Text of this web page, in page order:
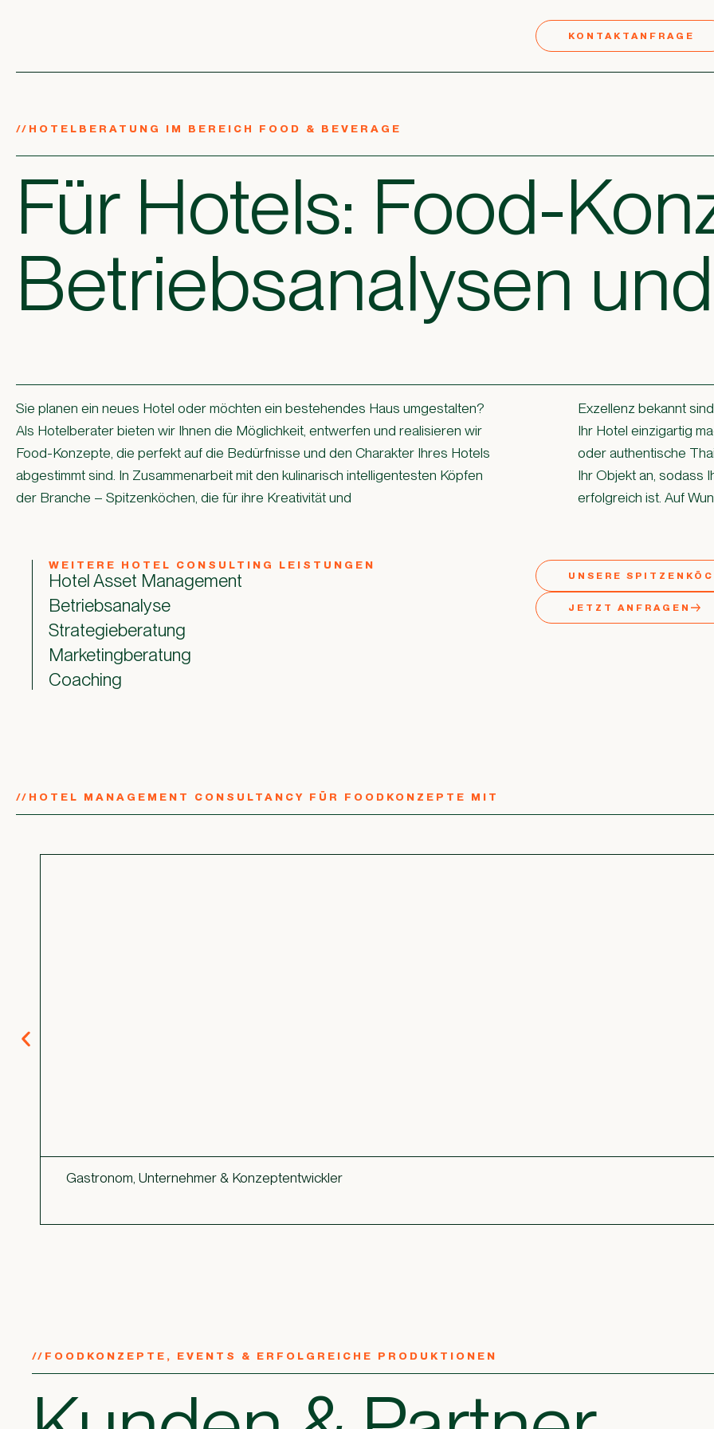
KONTAKTANFRAGE
// HOTELBERATUNG IM BEREICH FOOD & BEVERAGE
Für Hotels: Food-
Betriebsanalysen
Sie planen ein neues Hotel oder möchten ein bestehendes Haus umgestalten?
Als Hotelberaterbieten wir Ihnen die Möglichkeit, entwerfen und realisieren wir
Food-Konzepte, die perfekt auf die Bedürfnisse und den Charakter Ihres Hotels
abgestimmt sind. In Zusammenarbeit mit den kulinarisch intelligentesten Köpfen
der Branche – Spitzenköchen, die für ihre Kreativität und
Exzellenz bekannt
Ihr Hotel einzigartig
oder authentische
Ihr Objekt an, sodass
erfolgreich ist. Auf
WEITERE HOTEL CONSULTING LEISTUNGEN
Hotel Asset Management
Betriebsanalyse
Strategieberatung
Marketingberatung
Coaching
UNSERE
JETZT ANFRAGEN
// HOTEL MANAGEMENT CONSULTANCY FÜR FOODKONZEPTE MIT
Gastronom, Unternehmer & Konzeptentwickler
// FOODKONZEPTE, EVENTS & ERFOLGREICHE PRODUKTIONEN